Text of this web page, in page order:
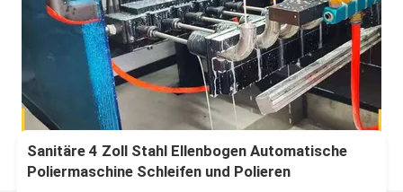
Sanitäre 4 Zoll Stahl Ellenbogen Automatische
Poliermaschine Schleifen und Polieren